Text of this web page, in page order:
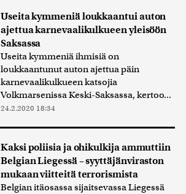
Useita kymmeniä loukkaantui auton
ajettua karnevaalikulkueen yleisöön
Saksassa
Useita kymmeniä ihmisiä on
loukkaantunut auton ajettua päin
karnevaalikulkueen katsojia
Volkmarsenissa Keski-Saksassa, kertoo...
24.2.2020 18:34
Kaksi poliisia ja ohikulkija ammuttiin
Belgian Liegessä – syyttäjänviraston
mukaan viitteitä terrorismista
Belgian itäosassa sijaitsevassa Liegessä